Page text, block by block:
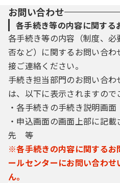
なくなった場合に削除を
す。
6 利用者ID・パスワー
利用者登録により事前
D、パスワード又は申請
上で通知する整理番号及
データ用）は、利用者
欠なものです。利用者は
ください。
（1）利用者ID、パスワ
スワード（申請データ
（2）他者からのパスワ
ないでください。
（3）安全性をより高め
お問い合わせ
各手続き等の内容に関する
各手続き等の内容（制度、
否など）に関するお問い合
接ご連絡ください。
手続き担当部門のお問い合
は、以下に表示されますので
・各手続きの手続き説明画面
・申込画面の画面上部に記
先 等
※各手続きの内容に関するお
ールセンターにお問い合わ
ん。